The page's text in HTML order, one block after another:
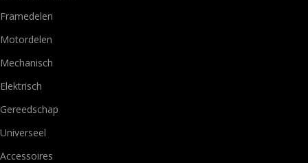
Framedelen
Motordelen
Mechanisch
Elektrisch
Gereedschap
Universeel
Accessoires